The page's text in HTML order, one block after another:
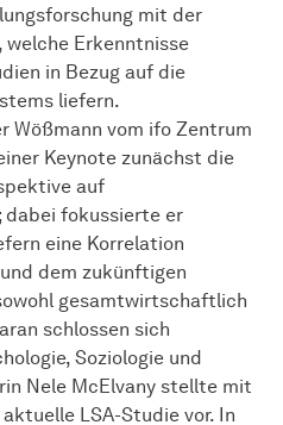
mit der
Erkenntnisse
in Bezug auf die
liefern.
Wößmann vom ifo Zentrum
Keynote zunächst die
auf
dabei fokussierte er
eine Korrelation
dem zukünftigen
gesamtwirtschaftlich
schlossen sich
Soziologie und
Nele McElvany stellte mit
LSA-Studie vor. In